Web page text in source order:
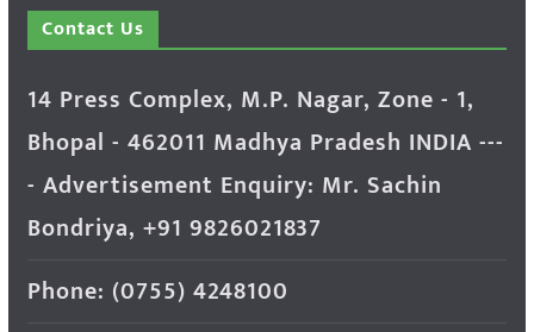
Contact Us
14 Press Complex, M.P. Nagar, Zone - 1,
Bhopal - 462011 Madhya Pradesh INDIA ---
- Advertisement Enquiry: Mr. Sachin
Bondriya, +91 9826021837
Phone: (0755) 4248100